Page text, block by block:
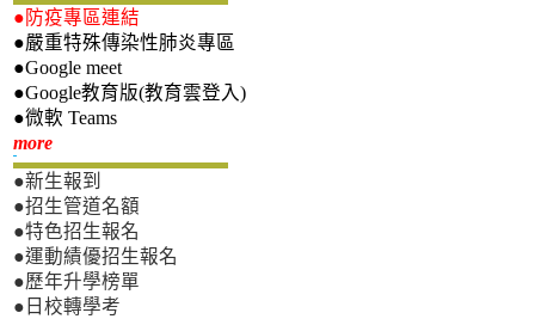
●防疫專區連結
●嚴重特殊傳染性肺炎專區
●Google meet
●Google教育版(教育雲登入)
●微軟 Teams
more新生專區
●新生報到
●招生管道名額
●特色招生報名
●運動績優招生報名
●歷年升學榜單
●日校轉學考